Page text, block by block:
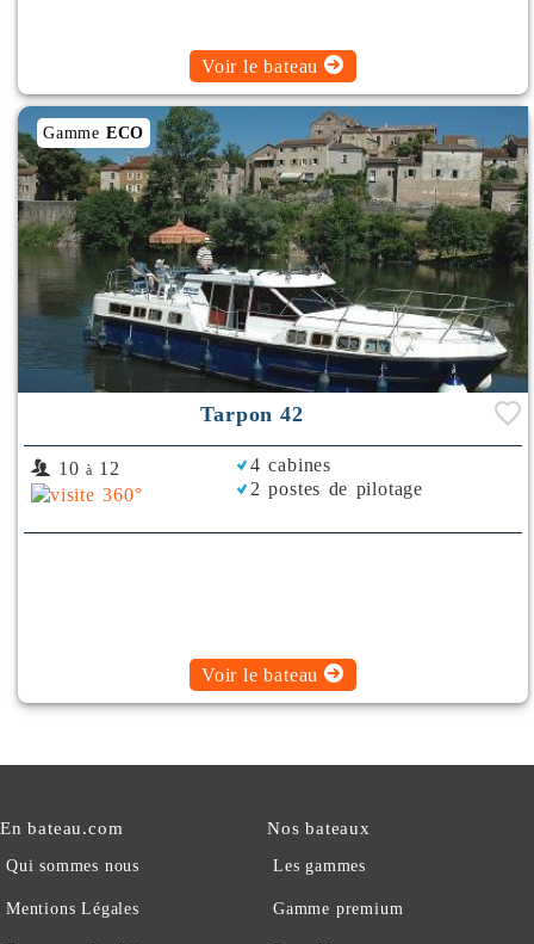
Voir le bateau
Gamme ECO
Tarpon 42
10 à 12
4 cabines
2 postes de pilotage
Voir le bateau
En bateau.com
Qui sommes nous
Mentions Légales
Nos bateaux
Les gammes
Gamme premium